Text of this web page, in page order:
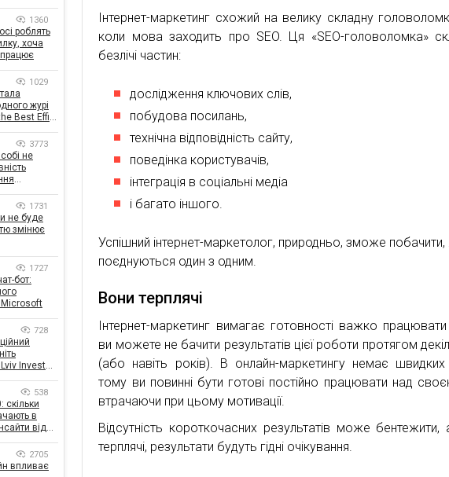
Інтернет-маркетинг схожий на велику складну
коли мова заходить про SEO. Ця «SEO-головоломка»
безлічі частин:
дослідження ключових слів,
побудова посилань,
технічна відповідність сайту,
поведінка користувачів,
інтеграція в соціальні медіа
і багато іншого.
Успішний інтернет-маркетолог, природньо, зможе побачити,
поєднуються один з одним.
Вони терплячі
Інтернет-маркетинг вимагає готовності важко
ви можете не бачити результатів цієї роботи протягом
(або навіть років). В онлайн-маркетингу немає швидких
тому ви повинні бути готові постійно працювати над
втрачаючи при цьому мотивації.
Відсутність короткочасних результатів може
терплячі, результати будуть гідні очікування.
1360
роблять
хоча
1029
журі
Best Effie
3773
не
1731
не буде
змінює
1727
бот:
Microsoft
728
Invest
538
скільки
в
від
2705
впливає